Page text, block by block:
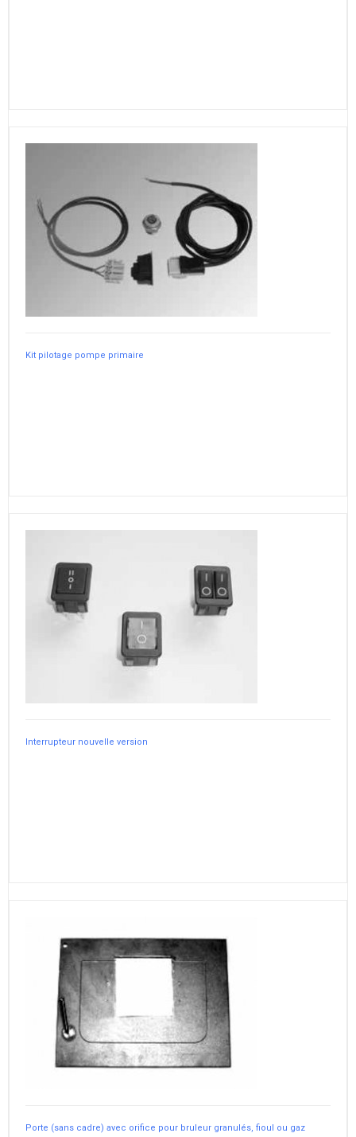
Kit pilotage pompe primaire
Interrupteur nouvelle version
Porte (sans cadre) avec orifice pour bruleur granulés, fioul ou gaz